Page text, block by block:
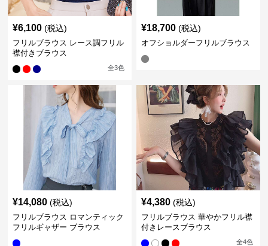
¥6,100 (税込)
フリルブラウス レース調フリル
襟付きブラウス
全3色
¥18,700 (税込)
オフショルダーフリルブラウス
¥14,080 (税込)
フリルブラウス ロマンティック
フリルギャザー ブラウス
¥4,380 (税込)
フリルブラウス 華やかフリル襟
付きレースブラウス
全4色